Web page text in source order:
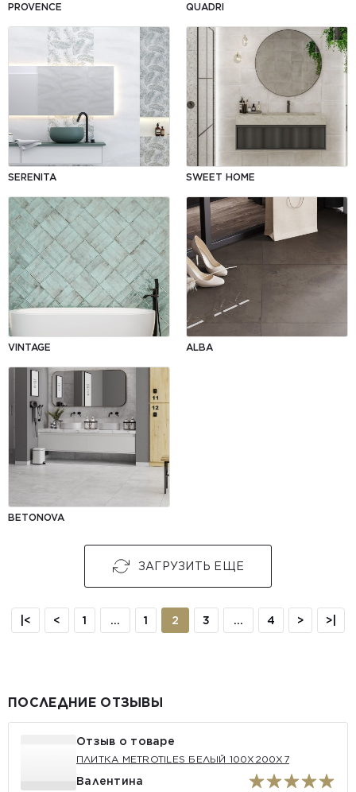
АКЦИЯ
PROVENCE QUADRI
SERENITA SWEET HOME
VINTAGE ALBA
BETONOVA
ЗАГРУЗИТЬ ЕЩЕ
|< < 1 ... 1 2 3 ... 4 > >|
ПОСЛЕДНИЕ ОТЗЫВЫ
Отзыв о товаре
ПЛИТКА METROTILES БЕЛЫЙ 100X200X7
Валентина